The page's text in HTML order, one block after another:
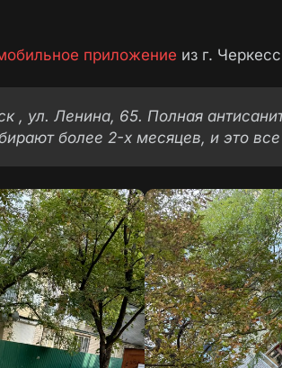
приложение из г.
, ул. Ленина, 65. Полная
более 2-х месяцев, и это